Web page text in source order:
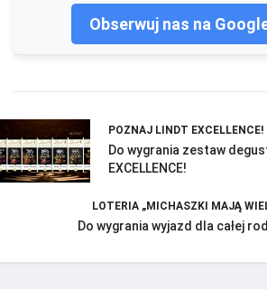
Obserwuj nas na
POZNAJ LINDT EXCELLENCE!
Do wygrania zestaw
EXCELLENCE!
LOTERIA „MICHASZKI MAJĄ
Do wygrania wyjazd dla całej